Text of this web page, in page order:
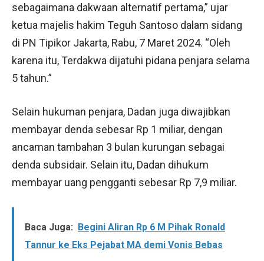
sebagaimana dakwaan alternatif pertama,” ujar
ketua majelis hakim Teguh Santoso dalam sidang
di PN Tipikor Jakarta, Rabu, 7 Maret 2024. “Oleh
karena itu, Terdakwa dijatuhi pidana penjara selama
5 tahun.”
Selain hukuman penjara, Dadan juga diwajibkan
membayar denda sebesar Rp 1 miliar, dengan
ancaman tambahan 3 bulan kurungan sebagai
denda subsidair. Selain itu, Dadan dihukum
membayar uang pengganti sebesar Rp 7,9 miliar.
Baca Juga: Begini Aliran Rp 6 M Pihak Ronald
Tannur ke Eks Pejabat MA demi Vonis Bebas